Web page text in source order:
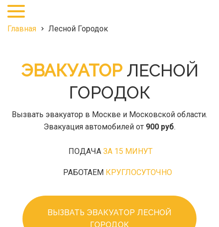
Главная Лесной Городок
ЭВАКУАТОРЛЕСНОЙ
ГОРОДОК
Вызвать эвакуатор в Москве и Московской области.
Эвакуация автомобилей от 900 руб.
ПОДАЧА ЗА 15 МИНУТ
РАБОТАЕМ КРУГЛОСУТОЧНО
ВЫЗВАТЬ ЭВАКУАТОР ЛЕСНОЙ
ГОРОДОК